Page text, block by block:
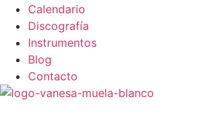
Calendario
Discografía
Instrumentos
Blog
Contacto